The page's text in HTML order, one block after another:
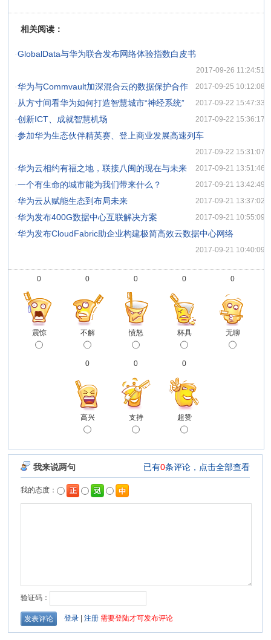
相关阅读：
·GlobalData与华为联合发布网络体验指数白皮书
2017-09-26 11:24:51
·华为与Commvault加深混合云的数据保护合作 2017-09-25 10:12:08
· 从方寸间看华为如何打造智慧城市“神经系统” 2017-09-22 15:47:33
·创新ICT、成就智慧机场 2017-09-22 15:36:17
·参加华为生态伙伴精英赛、登上商业发展高速列车
2017-09-22 15:31:07
·华为云相约有福之地，联接八闽的现在与未来 2017-09-21 13:51:46
·一个有生命的城市能为我们带来什么？ 2017-09-21 13:42:49
·华为云从赋能生态到布局未来 2017-09-21 13:37:02
·华为发布400G数据中心互联解决方案 2017-09-21 10:55:09
·华为发布CloudFabric助企业构建极简高效云数据中心网络
2017-09-21 10:40:09
0
震惊
0
不解
0
愤怒
0
杯具
0
无聊
0
高兴
0
支持
0
超赞